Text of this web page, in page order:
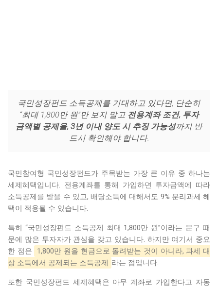
국민성장펀드 소득공제를 기대하고 있다면, 단순히
“최대 1,800만 원”만 보지 말고 전용계좌 조건, 투자
금액별 공제율, 3년 이내 양도 시 추징 가능성까지 반
드시 확인해야 합니다.
국민참여형 국민성장펀드가 주목받는 가장 큰 이유 중 하나는
세제혜택입니다. 전용계좌를 통해 가입하면 투자금액에 따라
소득공제를 받을 수 있고, 배당소득에 대해서도 9% 분리과세 혜
택이 적용될 수 있습니다.
특히 “국민성장펀드 소득공제 최대 1,800만 원”이라는 문구 때
문에 많은 투자자가 관심을 갖고 있습니다. 하지만 여기서 중요
한 점은
1,800만 원을 현금으로 돌려받는 것이 아니라, 과세 대
상 소득에서 공제되는 소득공제 라는 점입니다.
또한 국민성장펀드 세제혜택은 아무 계좌로 가입한다고 자동